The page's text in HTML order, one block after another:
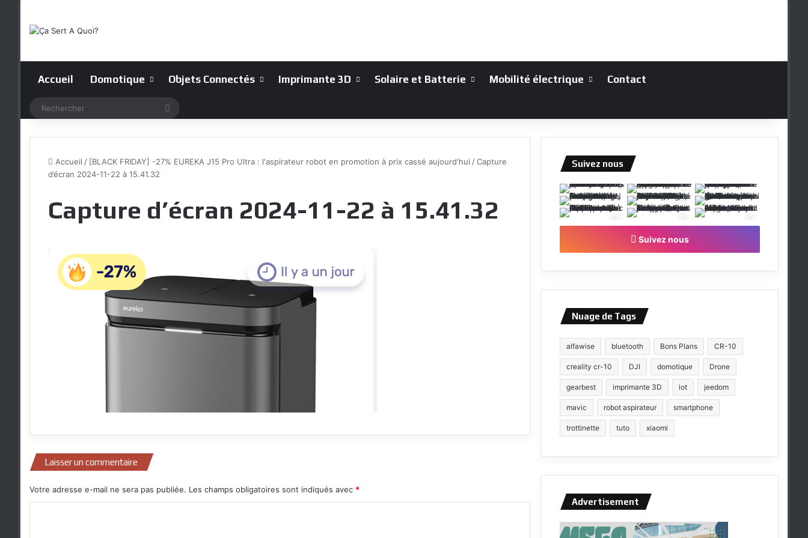
Accueil Domotique Objets Connectés Imprimante 3D Solaire et Batterie Mobilité électrique Contact
Accueil / [BLACK FRIDAY] -27% EUREKA J15 Pro Ultra : l'aspirateur robot en promotion à prix cassé aujourd'hui / Capture
d’écran 2024-11-22 à 15.41.32
Capture d’écran 2024-11-22 à 15.41.32
Laisser un commentaire
Votre adresse e-mail ne sera pas publiée. Les champs obligatoires sont indiqués avec *
Suivez nous
Suivez nous
Nuage de Tags
alfawise bluetooth Bons Plans CR-10
creality cr-10 DJI domotique Drone
gearbest imprimante 3D iot jeedom
mavic robot aspirateur smartphone
trottinette tuto xiaomi
Advertisement